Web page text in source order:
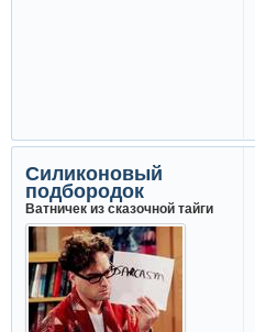
Силиконовый
подбородок
Ватничек из сказочной тайги